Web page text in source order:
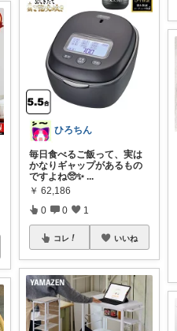
ひろちん
毎日食べるご飯って、実は
かなりギャップがあるもの
ですよね🥺✨...
￥ 62,186
0 0 1
コレ いいね